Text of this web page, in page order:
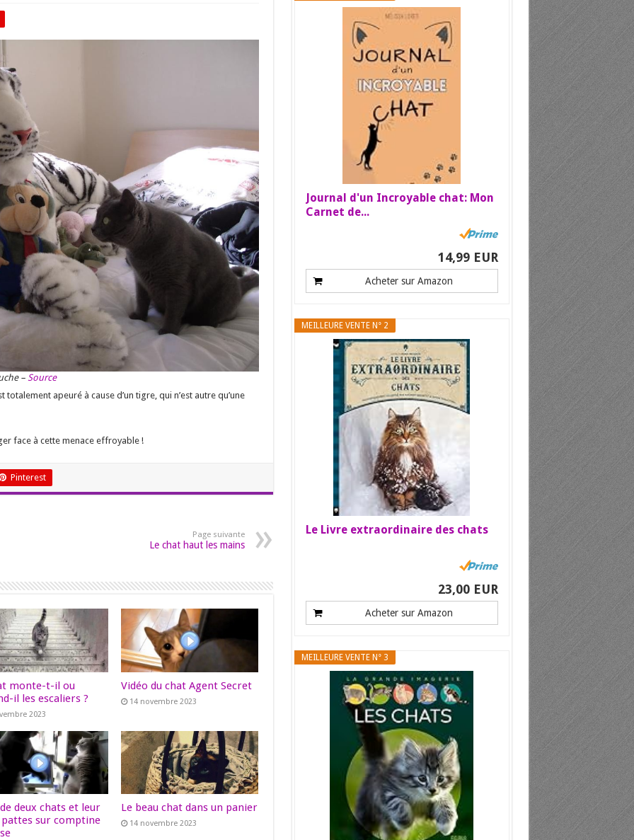
– Source
apeuré à cause d’un tigre, qui n’est autre qu’une
face à cette menace effroyable !
Pinterest
Page suivante
Le chat haut les mains
monte-t-il ou
il les escaliers ?
2023
Vidéo du chat Agent Secret
14 novembre 2023
deux chats et leur
pattes sur comptine
Le beau chat dans un panier
14 novembre 2023
Journal d'un Incroyable chat: Mon
Carnet de...
14,99 EUR
Acheter sur Amazon
MEILLEURE VENTE N° 2
Le Livre extraordinaire des chats
23,00 EUR
Acheter sur Amazon
MEILLEURE VENTE N° 3